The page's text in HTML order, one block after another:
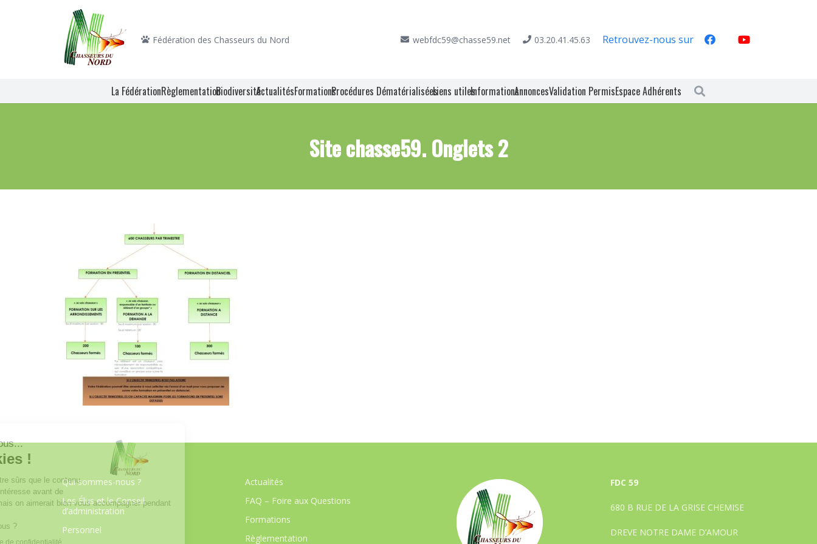
Fédération des Chasseurs du Nord webfdc59@chasse59.net 03.20.41.45.63 Retrouvez-nous sur
La FédérationRèglementationBiodiversitéActualitésFormationsProcédures DématérialiséesLiens utilesInformationsAnnoncesValidation PermisEspace Adhérents
Site chasse59. Onglets 2
Qui sommes-nous ?
Les Élus et le Conseil
d’administration
Personnel
Actualités
FAQ – Foire aux Questions
Formations
Règlementation
FDC 59
680 B RUE DE LA GRISE CHEMISE
DREVE NOTRE DAME D’AMOUR